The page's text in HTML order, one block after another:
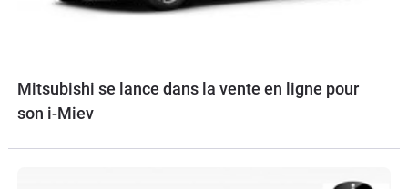
Mitsubishi se lance dans la vente en ligne pour
son i-Miev